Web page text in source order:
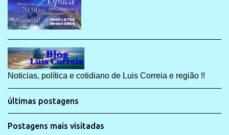
Noticias, política e cotidiano de Luis Correia e região !!
últimas postagens
Postagens mais visitadas